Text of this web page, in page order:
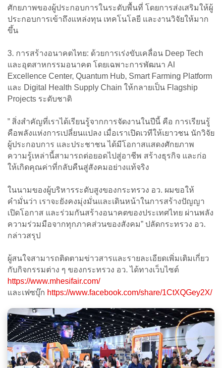
ศักยภาพของผู้ประกอบการในระดับพื้นที่ โดยการส่งเสริมให้ผู้
ประกอบการเข้าถึงแหล่งทุน เทคโนโลยี และงานวิจัยให้มาก
ขึ้น
3. การสร้างอนาคตไทย: ด้วยการเร่งขับเคลื่อน Deep Tech
และอุตสาหกรรมอนาคต โดยเฉพาะการพัฒนา AI
Excellence Center, Quantum Hub, Smart Farming Platform
และ Digital Health Supply Chain ให้กลายเป็น Flagship
Projects ระดับชาติ
” สิ่งสำคัญที่เราได้เรียนรู้จากการจัดงานในปีนี้ คือ การเรียนรู้
คือพลังแห่งการเปลี่ยนแปลง เมื่อเราเปิดเวทีให้เยาวชน นักวิจัย
ผู้ประกอบการ และประชาชน ได้มีโอกาสแสดงศักยภาพ
ความรู้เหล่านี้สามารถต่อยอดไปสู่อาชีพ สร้างธุรกิจ และก่อ
ให้เกิดคุณค่าที่กลับคืนสู่สังคมอย่างแท้จริง
ในนามของผู้บริหารระดับสูงของกระทรวง อว. ผมขอให้
คำมั่นว่า เราจะยังคงมุ่งมั่นและเดินหน้าในการสร้างปัญญา
เปิดโอกาส และร่วมกันสร้างอนาคตของประเทศไทย ผ่านพลัง
ความร่วมมือจากทุกภาคส่วนของสังคม” ปลัดกระทรวง อว.
กล่าวสรุป
ผู้สนใจสามารถติดตามข่าวสารและรายละเอียดเพิ่มเติมเกี่ยว
กับกิจกรรมต่าง ๆ ของกระทรวง อว. ได้ทางเว็บไซต์
https://www.mhesifair.com/
และเฟซบุ๊ก https://www.facebook.com/share/1CtXQGey2X/